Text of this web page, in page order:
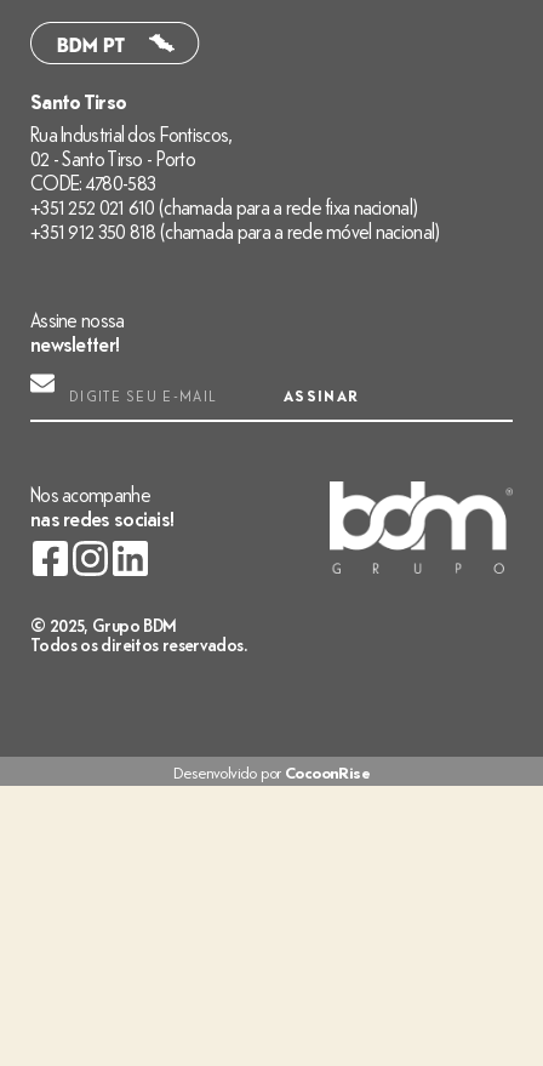
Santo Tirso
Rua Industrial dos Fontiscos,
02 - Santo Tirso - Porto
CODE: 4780-583
+351 252 021 610 (chamada para a rede fixa nacional)
+351 912 350 818 (chamada para a rede móvel nacional)
Assine nossa
newsletter!
ASSINAR
Nos acompanhe
nas redes sociais!
© 2025, Grupo BDM
Todos os direitos reservados.
Desenvolvido por CocoonRise